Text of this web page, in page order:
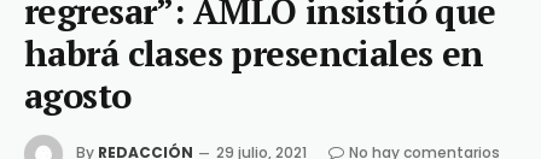
regresar”: AMLO insistió que
habrá clases presenciales en
agosto
By REDACCIÓN 29 julio, 2021
No hay comentarios